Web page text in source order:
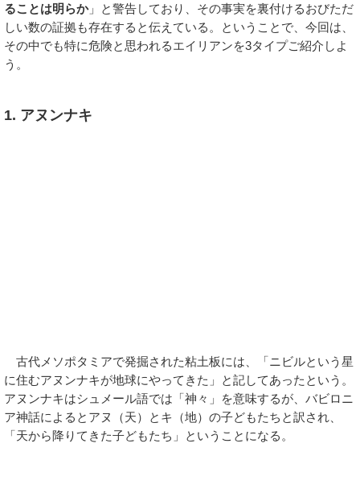
ることは明らか」と警告しており、その事実を裏付けるおびただ
しい数の証拠も存在すると伝えている。ということで、今回は、
その中でも特に危険と思われるエイリアンを3タイプご紹介しよ
う。
1. アヌンナキ
古代メソポタミアで発掘された粘土板には、「ニビルという星
に住むアヌンナキが地球にやってきた」と記してあったという。
アヌンナキはシュメール語では「神々」を意味するが、バビロニ
ア神話によるとアヌ（天）とキ（地）の子どもたちと訳され、
「天から降りてきた子どもたち」ということになる。